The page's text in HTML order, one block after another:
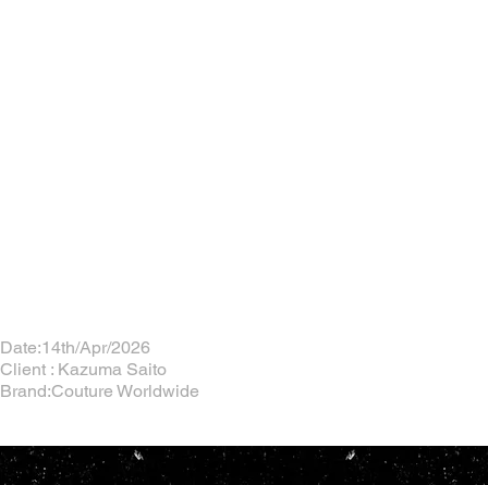
Date:14th/Apr/2026
Client : Kazuma Saito
Brand:Couture Worldwide